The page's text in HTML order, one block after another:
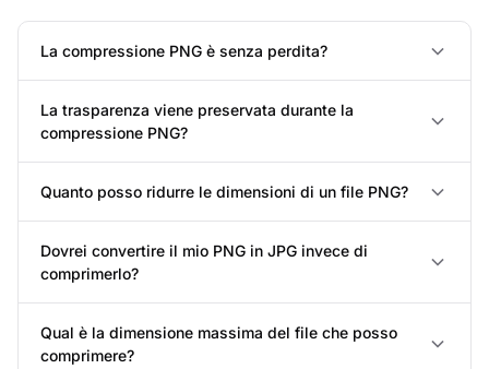
La compressione PNG è senza perdita?
La trasparenza viene preservata durante la
compressione PNG?
Quanto posso ridurre le dimensioni di un file PNG?
Dovrei convertire il mio PNG in JPG invece di
comprimerlo?
Qual è la dimensione massima del file che posso
comprimere?